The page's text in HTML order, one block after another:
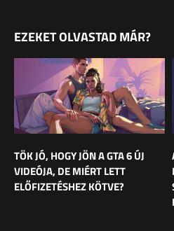
EZEKET OLVASTAD MÁR?
TÖK JÓ, HOGY JÖN A GTA 6 ÚJ
VIDEÓJA, DE MIÉRT LETT
ELŐFIZETÉSHEZ KÖTVE?